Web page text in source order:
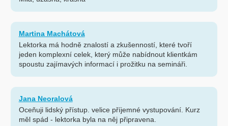
Martina Machátová
Lektorka má hodně znalostí a zkušenností, které tvoří
jeden komplexní celek, který může nabídnout klientkám
spoustu zajímavých informací i prožitku na semináři.
Jana Neoralová
Oceňuji lidský přístup. velice příjemné vystupování. Kurz
měl spád - lektorka byla na něj připravena.